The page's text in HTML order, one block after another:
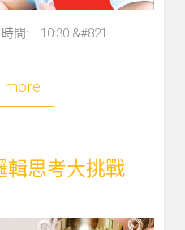
間: 10:30 &#821
more
輯思考大挑戰